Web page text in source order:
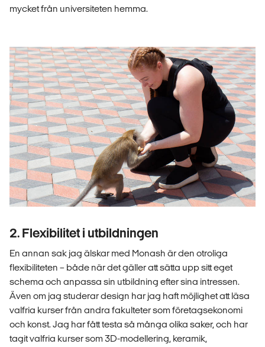
mycket från universiteten hemma.
2. Flexibilitet i utbildningen
En annan sak jag älskar med Monash är den otroliga
flexibiliteten – både när det gäller att sätta upp sitt eget
schema och anpassa sin utbildning efter sina intressen.
Även om jag studerar design har jag haft möjlighet att läsa
valfria kurser från andra fakulteter som företagsekonomi
och konst. Jag har fått testa så många olika saker, och har
tagit valfria kurser som 3D-modellering, keramik,